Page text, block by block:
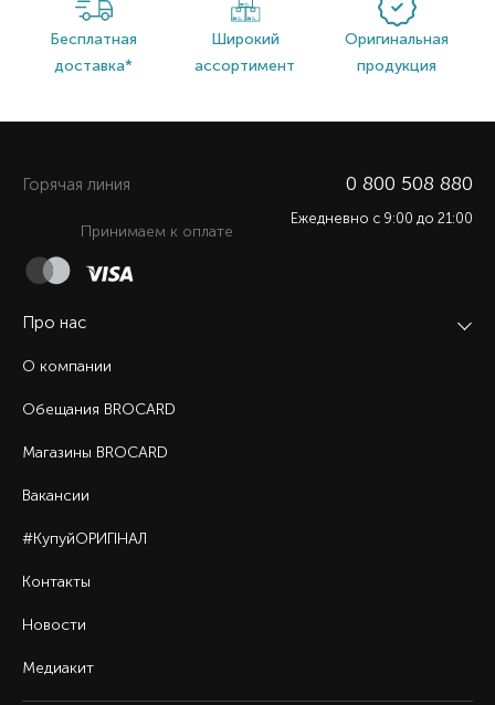
Бесплатная
доставка*
Широкий
ассортимент
Оригинальная
продукция
Про нас
О компании
Обещания BROCARD
Магазины BROCARD
Вакансии
#КупуйОРИГІНАЛ
Контакты
Новости
Медиакит
Горячая линия 0 800 508 880
Ежедневно c 9:00 до 21:00
Принимаем к оплате